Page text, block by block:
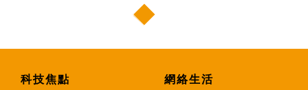
科技焦點 網絡生活